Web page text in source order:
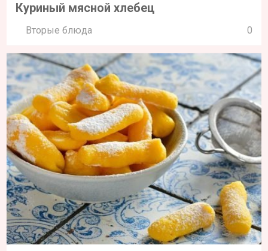
Куриный мясной хлебец
Вторые блюда 0